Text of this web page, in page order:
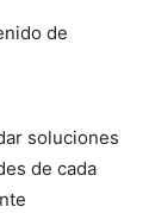
de
soluciones
de cada